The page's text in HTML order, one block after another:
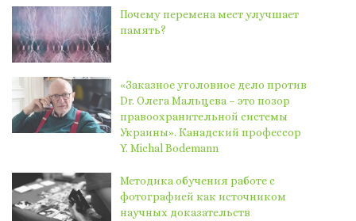
Почему перемена мест улучшает
память?
«Заказное уголовное дело против
Dr. Олега Мальцева – это позор
правоохранительной системы
Украины». Канадский профессор
Y. Michal Bodemann
Методика обучения работе с
фотографией как источником
научных доказательств